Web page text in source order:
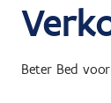
Beter Bed